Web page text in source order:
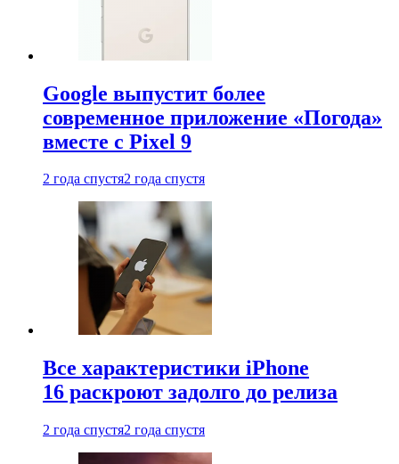
Google выпустит более
современное приложение «Погода»
вместе с Pixel 9
2 года спустя2 года спустя
Все характеристики iPhone
16 раскроют задолго до релиза
2 года спустя2 года спустя